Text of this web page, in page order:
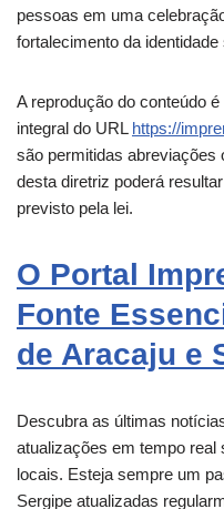
pessoas em uma
fortalecimento da identidade
A reprodução do conteúdo
integral do URL https://
são permitidas abreviações
desta diretriz poderá
previsto pela lei.
O Portal
Fonte
de Aracaju e
Descubra as últimas
atualizações em tempo real
locais. Esteja sempre um
Sergipe atualizadas